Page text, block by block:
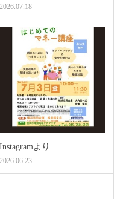
2026.07.18
Instagramより
2026.06.23